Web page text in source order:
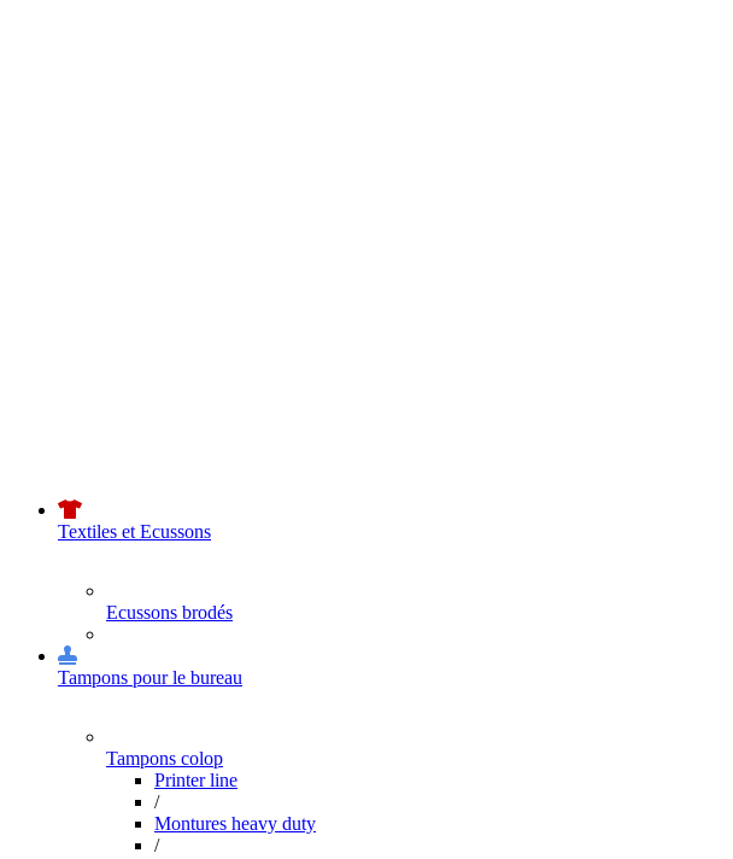
Textiles et Ecussons
Ecussons brodés
Tampons pour le bureau
Tampons colop
Printer line
/
Montures heavy duty
/